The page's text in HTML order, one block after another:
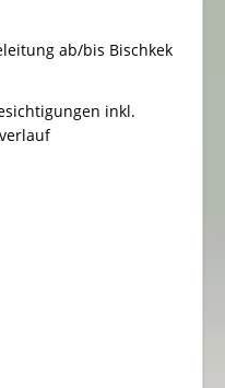
ab/bis Bischkek
inkl.